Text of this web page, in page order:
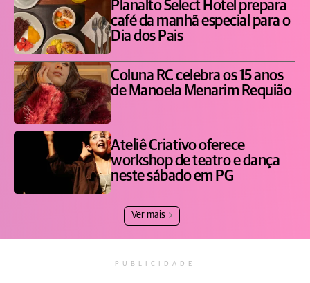
Planalto Select Hotel prepara
café da manhã especial para o
Dia dos Pais
Coluna RC celebra os 15 anos
de Manoela Menarim Requião
Ateliê Criativo oferece
workshop de teatro e dança
neste sábado em PG
Ver mais
PUBLICIDADE